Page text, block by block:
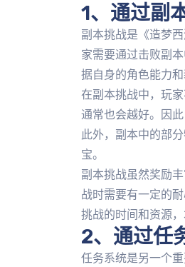
1、通过副
副本挑战是《造梦
家需要通过击败副
据自身的角色能力
在副本挑战中，玩
通常也会越好。因
此外，副本中的部
宝。
副本挑战虽然奖励
战时需要有一定的
挑战的时间和资源
2、通过任
任务系统是另一个